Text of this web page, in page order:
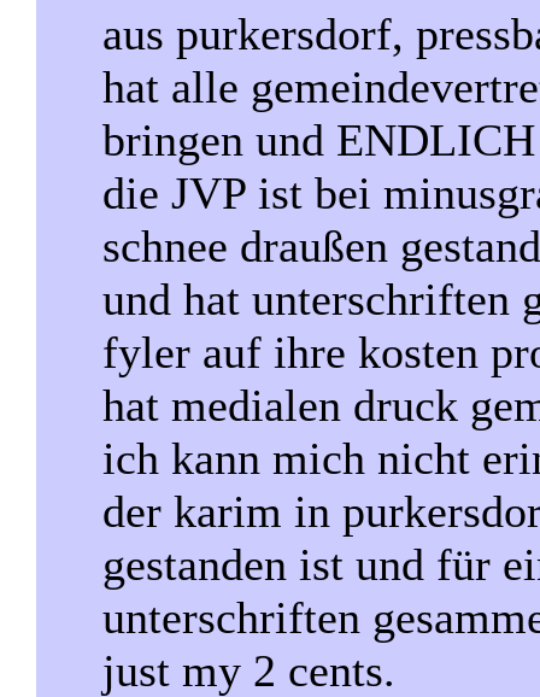
aus purkersdorf,
hat alle
bringen und ENDLICH
die JVP ist bei
schnee draußen
und hat unterschriften
fyler auf ihre kosten
hat medialen druck
ich kann mich nicht
der karim in
gestanden ist und für
unterschriften
just my 2 cents.